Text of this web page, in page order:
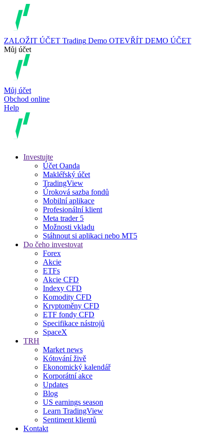
ZALOŽIT ÚČET Trading Demo OTEVŘÍT DEMO ÚČET
Můj účet
Můj účet
Obchod online
Help
Investujte
Účet Oanda
Makléřský účet
TradingView
Úroková sazba fondů
Mobilní aplikace
Profesionální klient
Meta trader 5
Možnosti vkladu
Stáhnout si aplikaci nebo MT5
Do čeho investovat
Forex
Akcie
ETFs
Akcie CFD
Indexy CFD
Komodity CFD
Kryptoměny CFD
ETF fondy CFD
Specifikace nástrojů
SpaceX
TRH
Market news
Kótování živě
Ekonomický kalendář
Korporátní akce
Updates
Blog
US earnings season
Learn TradingView
Sentiment klientů
Kontakt